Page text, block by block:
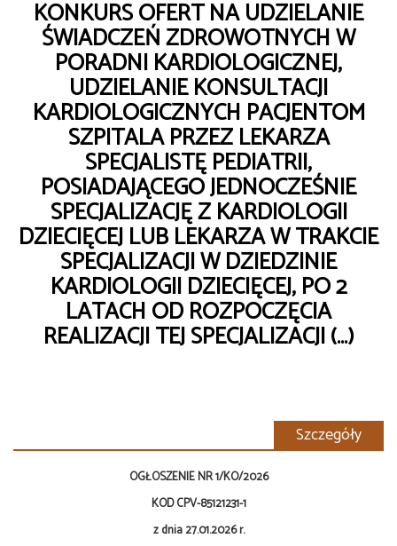
KONKURS OFERT NA UDZIELANIE
ŚWIADCZEŃ ZDROWOTNYCH W
PORADNI KARDIOLOGICZNEJ,
UDZIELANIE KONSULTACJI
KARDIOLOGICZNYCH PACJENTOM
SZPITALA PRZEZ LEKARZA
SPECJALISTĘ PEDIATRII,
POSIADAJĄCEGO JEDNOCZEŚNIE
SPECJALIZACJĘ Z KARDIOLOGII
DZIECIĘCEJ LUB LEKARZA W TRAKCIE
SPECJALIZACJI W DZIEDZINIE
KARDIOLOGII DZIECIĘCEJ, PO 2
LATACH OD ROZPOCZĘCIA
REALIZACJI TEJ SPECJALIZACJI (…)
Szczegóły
OGŁOSZENIE NR 1/KO/2026
KOD CPV-85121231-1
z dnia 27.01.2026 r.